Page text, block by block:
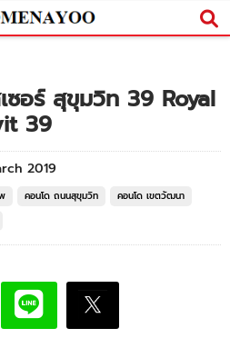
ซอร์ สุขุมวิท 39 Royal
39
2019
คอนโด ถนนสุขุมวิท
คอนโด เขตวัฒนา